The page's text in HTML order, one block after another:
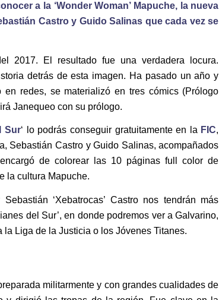
a la ‘Wonder Woman’ Mapuche, la nueva
Castroy Guido Salinas que cada vez se
2017. El resultado fue una verdadera locura.
detrás de esta imagen. Ha pasado un año y
redes, se materializó en tres cómics (Prólogo
Janequeo con su prólogo.
Sur‘ lo podrás conseguir gratuitamente en la FIC,
Sebastián Castro y Guido Salinas, acompañados
de colorear las 10 páginas full color de
la cultura Mapuche.
‘Xebatrocas’ Castro nos tendrán más
del Sur’, en donde podremos ver a Galvarino,
Liga de la Justicia o los Jóvenes Titanes.
militarmente y con grandes cualidades de